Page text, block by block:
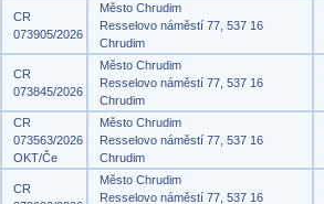
CR
073905/2026
Město Chrudim
Resselovo náměstí 77, 537 16
Chrudim
CR
073845/2026
Město Chrudim
Resselovo náměstí 77, 537 16
Chrudim
CR
073563/2026
OKT/Če
Město Chrudim
Resselovo náměstí 77, 537 16
Chrudim
CR
Město Chrudim
Resselovo náměstí 77, 537 16